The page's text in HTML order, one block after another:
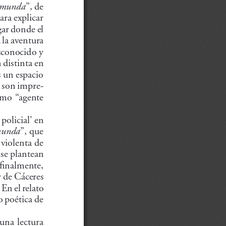
”, de
explicar
donde el
la aventura
y
distinta en
espacio
son impre-
“agente
en
”, que
de
plantean
Cáceres
el relato
poética de
lectura